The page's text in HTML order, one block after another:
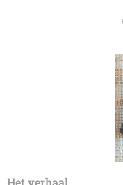
Het verhaal